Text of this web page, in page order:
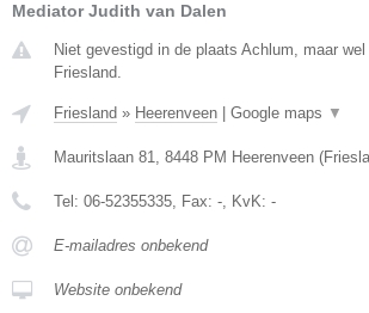
Mediator Judith van Dalen
Niet gevestigd in de plaats Achlum, maar
Friesland.
Friesland » Heerenveen Google maps ▼
Mauritslaan 81, 8448 PM Heerenveen (
Tel: 06-52355335, Fax: -, KvK: -
E-mailadres onbekend
Website onbekend